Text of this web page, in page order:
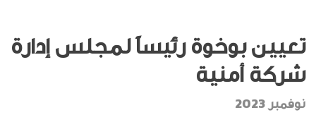
تعيين بوخوة رئيساً لمجلس إدارة
شركة أمنية
نوفمبر 2023